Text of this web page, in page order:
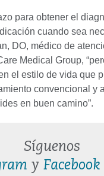
para obtener el
cuando sea
DO, médico de
Medical Group,
el estilo de vida que
convencional y
en buen camino”.
Síguenos
y Facebook